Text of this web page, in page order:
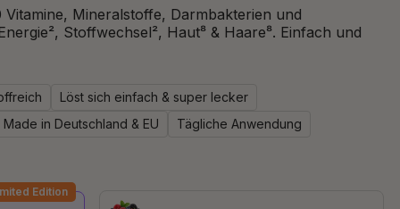
Vitamine, Mineralstoffe, Darmbakterien und
Stoffwechsel², Haut⁸ & Haare⁸. Einfach und
Löst sich einfach & super lecker
Made in Deutschland & EU Tägliche Anwendung
Edition